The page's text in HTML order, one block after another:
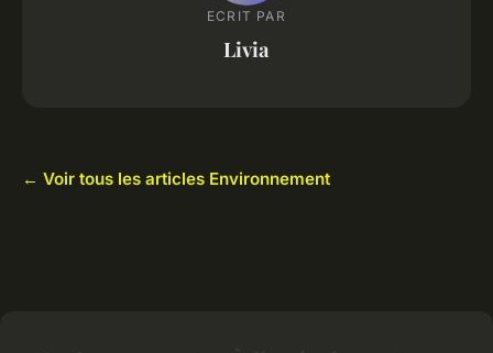
ECRIT PAR
Livia
← Voir tous les articles Environnement